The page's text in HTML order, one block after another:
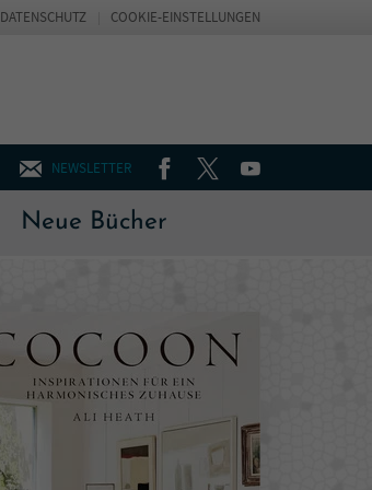
NEWSLETTER FACEBOOKTWITTERYOUTUBE
Neue Bücher
DATENSCHUTZ COOKIE-EINSTELLUNGEN